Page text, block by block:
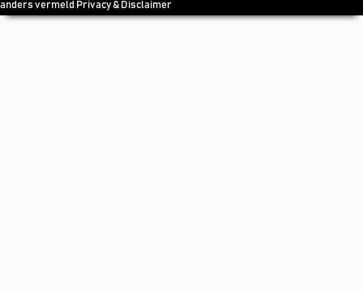
anders vermeld Privacy & Disclaimer